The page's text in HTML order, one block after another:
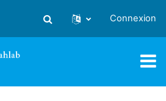
Activer/désactiver la saisie
Connexion